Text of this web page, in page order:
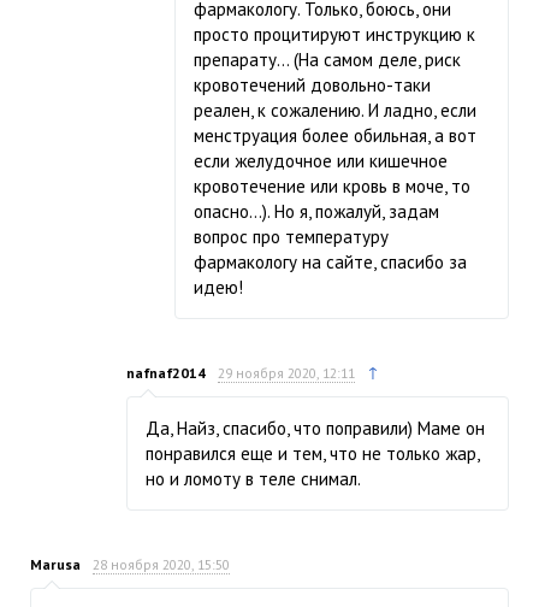
фармакологу. Только, боюсь, они
просто процитируют инструкцию к
препарату… (На самом деле, риск
кровотечений довольно-таки
реален, к сожалению. И ладно, если
менструация более обильная, а вот
если желудочное или кишечное
кровотечение или кровь в моче, то
опасно...). Но я, пожалуй, задам
вопрос про температуру
фармакологу на сайте, спасибо за
идею!
nafnaf2014 29 ноября 2020, 12:11 ↑
Да, Найз, спасибо, что поправили) Маме он
понравился еще и тем, что не только жар,
но и ломоту в теле снимал.
Marusa 28 ноября 2020, 15:50